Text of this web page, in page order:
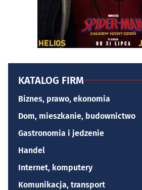
KATALOG FIRM
Biznes, prawo, ekonomia
Dom, mieszkanie, budownictwo
Gastronomia i jedzenie
Handel
Internet, komputery
Komunikacja, transport